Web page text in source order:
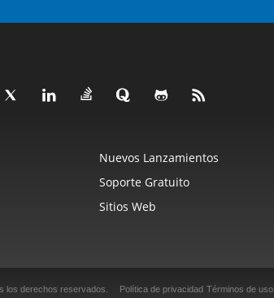
Nuevos Lanzamientos
Soporte Gratuito
Sitios Web
los derechos reservados. Política de privacidad Términos de uso